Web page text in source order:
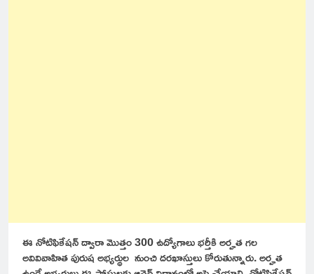
ఈ నోటిఫికేషన్ ద్వారా మొత్తం 300 ఉద్యోగాలు భర్తీకి అర్హత గల
అవివివాహిత పురుష అభ్యర్థుల నుంచి దరఖాస్తులు కోరుతున్నారు. అర్హత